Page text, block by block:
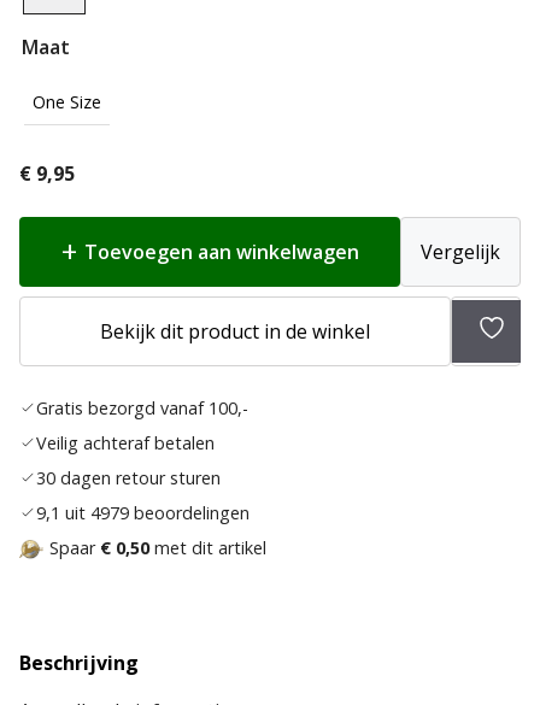
Maat
One Size
€ 9,95
Toevoegen aan winkelwagen Vergelijk
Bekijk dit product in de winkel
Gratis bezorgd vanaf 100,-
Veilig achteraf betalen
30 dagen retour sturen
9,1 uit 4979 beoordelingen
Spaar € 0,50met dit artikel
Beschrijving